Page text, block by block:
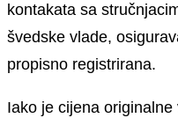
kontakata sa
švedske vlade,
propisno registrirana.
Iako je cijena